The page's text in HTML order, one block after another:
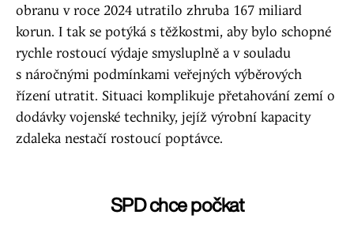
obranu v roce 2024 utratilo zhruba 167 miliard
korun. I tak se potýká s těžkostmi, aby bylo schopné
rychle rostoucí výdaje smysluplně a v souladu
s náročnými podmínkami veřejných výběrových
řízení utratit. Situaci komplikuje přetahování zemí o
dodávky vojenské techniky, jejíž výrobní kapacity
zdaleka nestačí rostoucí poptávce.
SPD chce počkat